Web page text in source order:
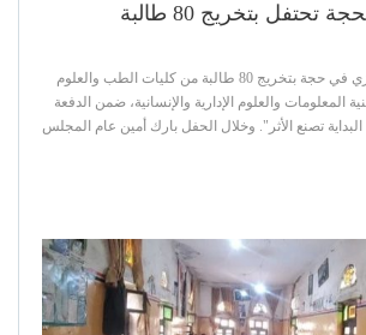
بتخريج 80 طالبة
احتفى فرع جامعة الرازي في حجة بتخريج 80 طالبة من كليات الطب والعلوم
المعلومات والعلوم الإدارية والإنسانية، ضمن الدفعة
تصنع الأثر". وخلال الحفل بارك أمين عام المجلس